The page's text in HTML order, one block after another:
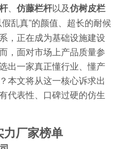
、仿藤栏杆以及仿树皮栏
乱真”的颜值、超长的耐候
，正在成为基础设施建设
，面对市场上产品质量参
出一家真正懂行业、懂产
本文将从这一核心诉求出
代表性、口碑过硬的仿生
厂家榜单